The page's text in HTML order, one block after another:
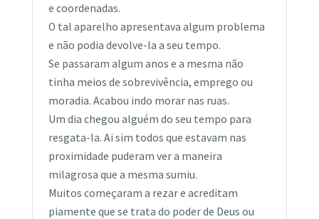
e coordenadas.
O tal aparelho apresentava algum problema
e não podia devolve-la a seu tempo.
Se passaram algum anos e a mesma não
tinha meios de sobrevivência, emprego ou
moradia. Acabou indo morar nas ruas.
Um dia chegou alguém do seu tempo para
resgata-la. Ai sim todos que estavam nas
proximidade puderam ver a maneira
milagrosa que a mesma sumiu.
Muitos começaram a rezar e acreditam
piamente que se trata do poder de Deus ou